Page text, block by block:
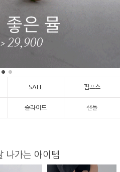
SALE 펌프스
슬라이드 샌들
나가는 아이템